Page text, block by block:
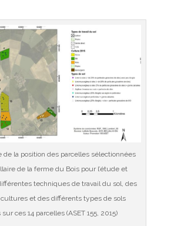
de la position des parcelles sélectionnées
de la ferme du Bois pour l’étude et
techniques de travail du sol, des
et des différents types de sols
ces 14 parcelles (ASET 155, 2015)